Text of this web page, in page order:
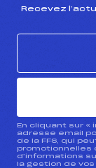
Recevez
En cliquant sur «
adresse email
de la FFS, qui
promotionnelles
d’informations
la gestion de